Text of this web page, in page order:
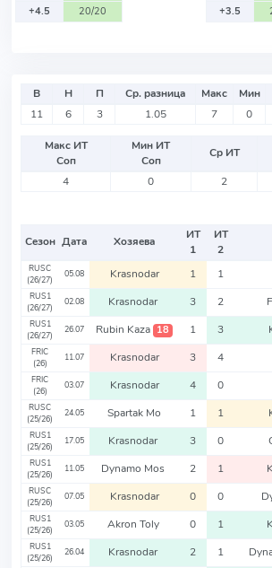
+4.5
20/20
+3.5
В Н П Ср. разница Макс Мин
11
6 3 1.05 7 0
Макс ИТ
Соп
Мин ИТ
Соп
Ср ИТ
4
0 2
Сезон Дата Хозяева
ИТ
1
ИТ
2
RUSC
(26/27)
05.08 Krasnodar 1 1
RUS1
(26/27)
02.08 Krasnodar 3 2
RUS1
(26/27)
26.07 Rubin Kaza 18 1 3
FRIC
(26)
11.07 Krasnodar 3 4
FRIC
(26)
03.07 Krasnodar 4 0
RUSC
(25/26)
24.05 Spartak Mo 1 1
RUS1
(25/26)
17.05 Krasnodar 3 0
RUS1
(25/26)
11.05 Dynamo Mos 2 1
RUSC
(25/26)
07.05 Krasnodar 0 0
RUS1
(25/26)
03.05 Akron Toly 0 1
RUS1
(25/26)
26.04 Krasnodar 2 1